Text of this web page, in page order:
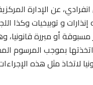
انفرادي، عن الإدارة
و توبيخيات وكذا
أو مبررة
اتخذتها بموجب المرسوم
لاتخاذ مثل هذه